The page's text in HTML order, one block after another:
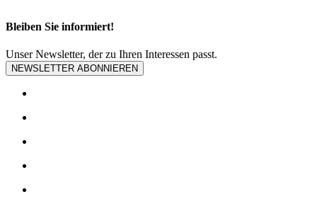
Bleiben Sie informiert!
Unser Newsletter, der zu Ihren Interessen passt.
NEWSLETTER ABONNIEREN